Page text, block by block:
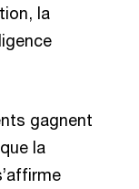
la
gagnent
la